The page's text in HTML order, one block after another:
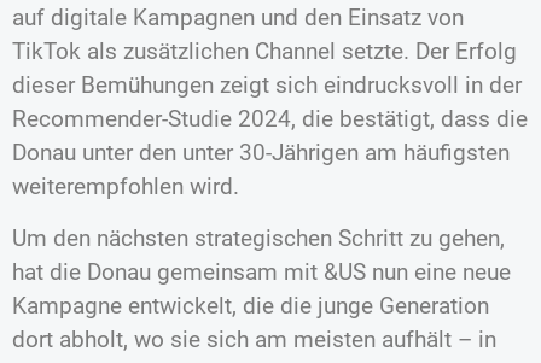
auf digitale Kampagnen und den Einsatz von
TikTok als zusätzlichen Channel setzte. Der Erfolg
dieser Bemühungen zeigt sich eindrucksvoll in der
Recommender-Studie 2024, die bestätigt, dass die
Donau unter den unter 30-Jährigen am häufigsten
weiterempfohlen wird.
Um den nächsten strategischen Schritt zu gehen,
hat die Donau gemeinsam mit &US nun eine neue
Kampagne entwickelt, die die junge Generation
dort abholt, wo sie sich am meisten aufhält – in